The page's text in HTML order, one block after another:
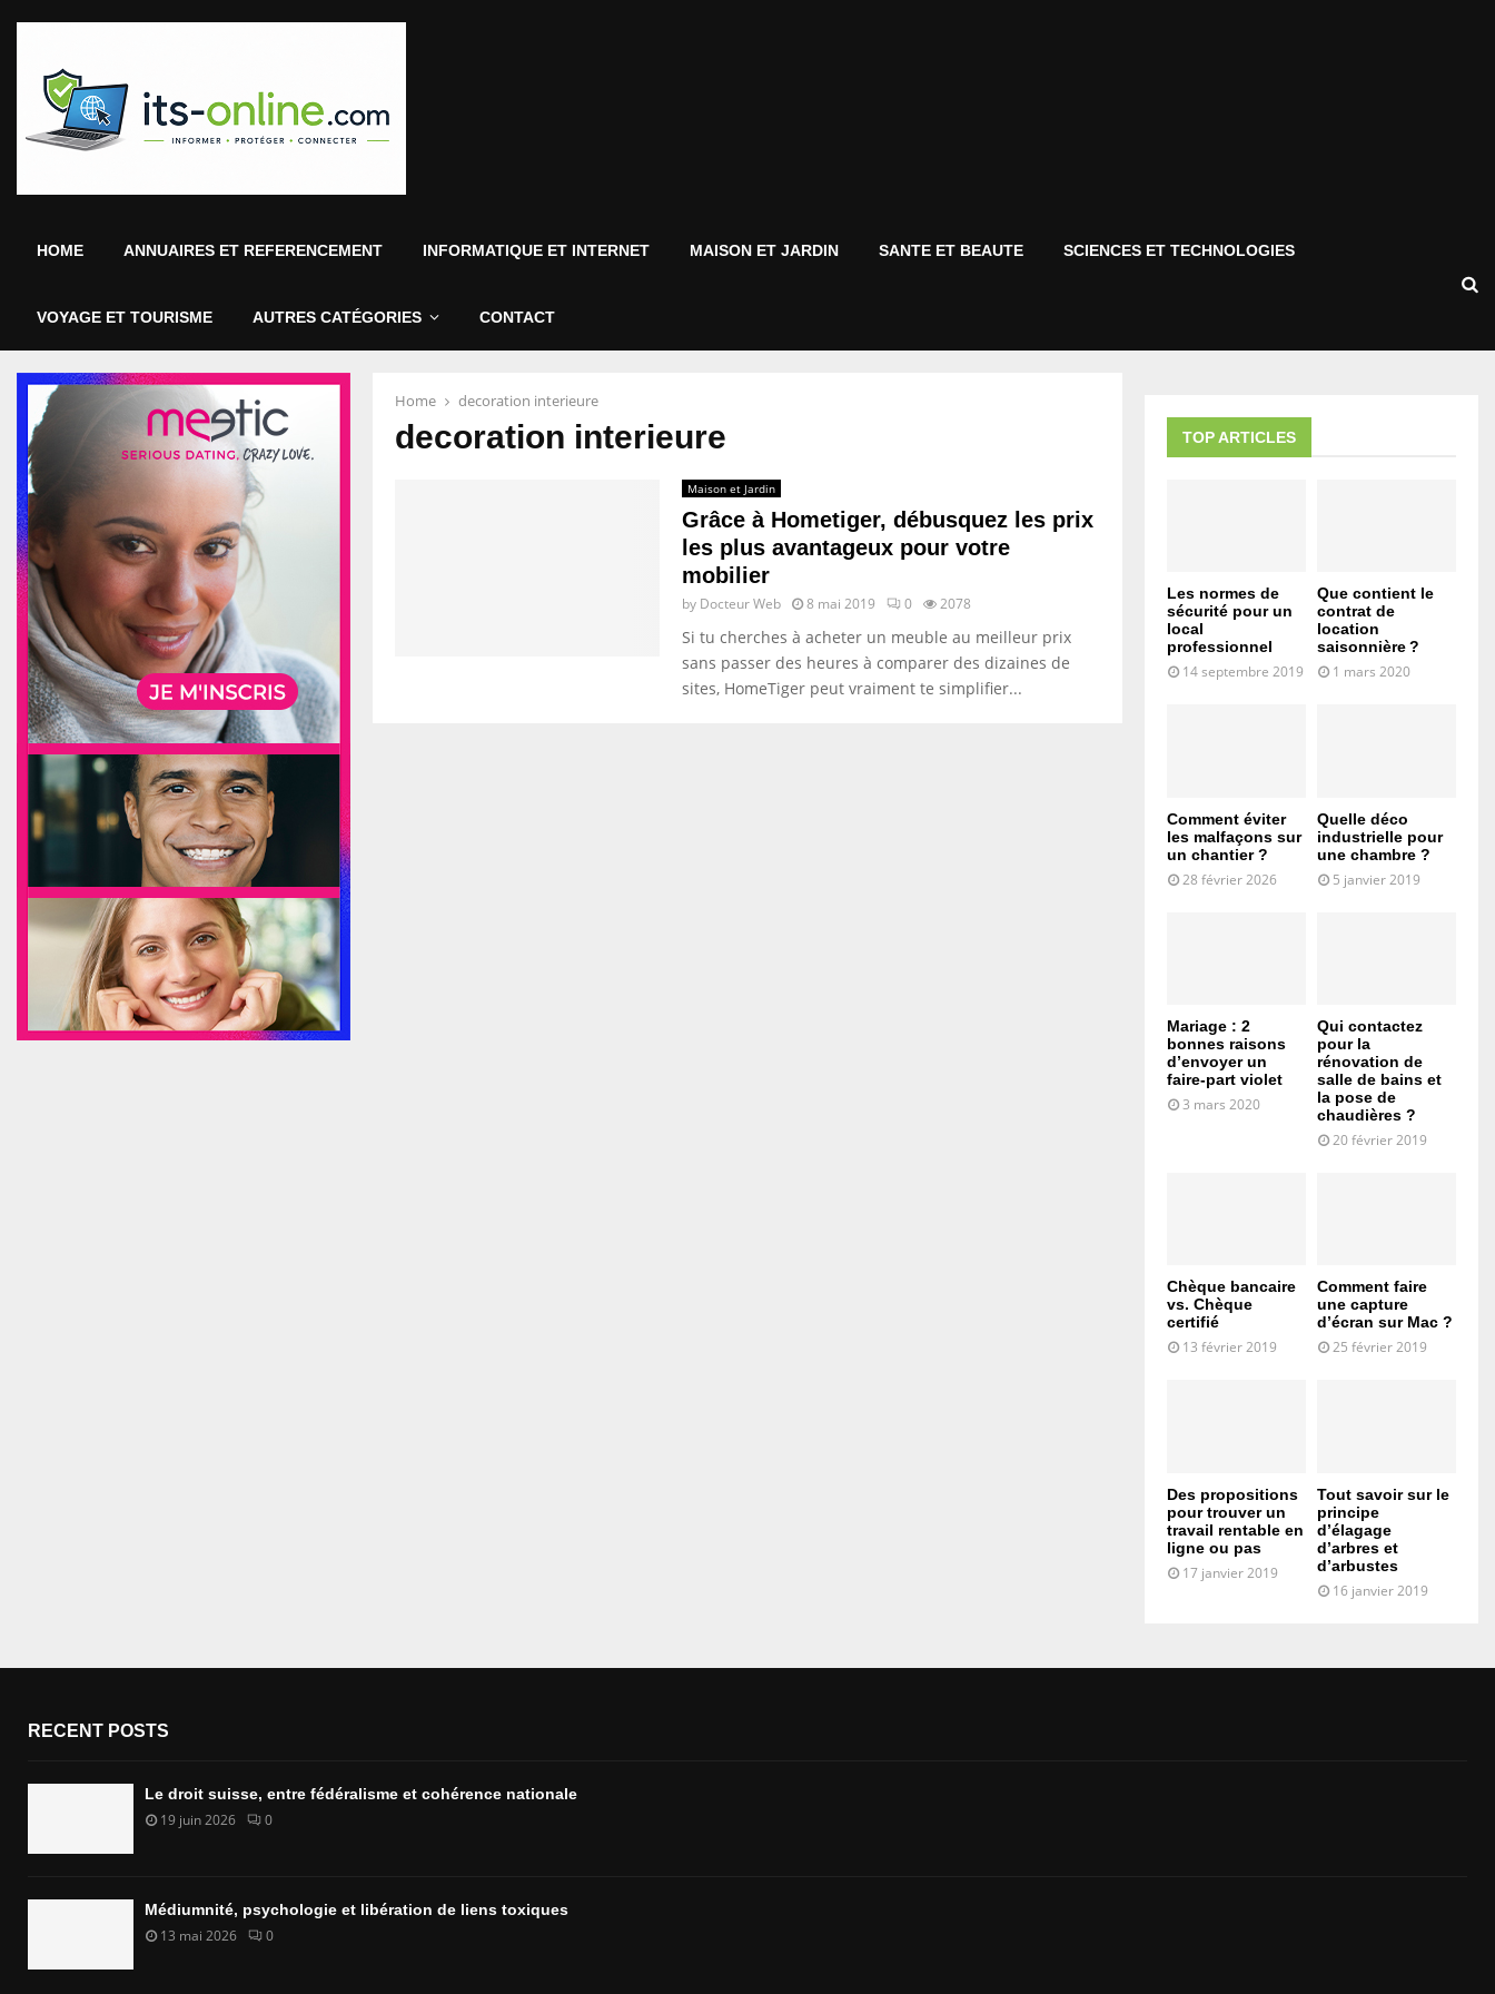
HOME ANNUAIRES ET REFERENCEMENT INFORMATIQUE ET INTERNET MAISON ET JARDIN SANTE ET BEAUTE SCIENCES ET TECHNOLOGIES
VOYAGE ET TOURISME AUTRES CATÉGORIES CONTACT
Home decoration interieure
decoration interieure
Maison et Jardin
Grâce à Hometiger, débusquez les prix
les plus avantageux pour votre
mobilier
by Docteur Web 8 mai 2019 0 2078
Si tu cherches à acheter un meuble au meilleur prix
sans passer des heures à comparer des dizaines de
sites, HomeTiger peut vraiment te simplifier...
TOP ARTICLES
Les normes de
sécurité pour un
local
professionnel
14 septembre 2019
Que contient le
contrat de
location
saisonnière ?
1 mars 2020
Comment éviter
les malfaçons sur
un chantier ?
28 février 2026
Quelle déco
industrielle pour
une chambre ?
5 janvier 2019
Mariage : 2
bonnes raisons
d’envoyer un
faire-part violet
3 mars 2020
Qui contactez
pour la
rénovation de
salle de bains et
la pose de
chaudières ?
20 février 2019
Chèque bancaire
vs. Chèque
certifié
13 février 2019
Comment faire
une capture
d’écran sur Mac ?
25 février 2019
Des propositions
pour trouver un
travail rentable en
ligne ou pas
17 janvier 2019
Tout savoir sur le
principe
d’élagage
d’arbres et
d’arbustes
16 janvier 2019
RECENT POSTS
Le droit suisse, entre fédéralisme et cohérence nationale
19 juin 2026 0
Médiumnité, psychologie et libération de liens toxiques
13 mai 2026 0